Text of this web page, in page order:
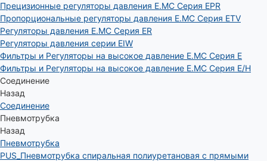
Прецизионные регуляторы давления E.MC Серия EPR
Пропорциональные регуляторы давления E.MC Серия ETV
Регуляторы давления E.MC Серия ER
Регуляторы давления серии EIW
Фильтры и Регуляторы на высокое давление E.MC Серия E
Фильтры и Регуляторы на высокое давление E.MC Серия E/H
Соединение
Назад
Соединение
Пневмотрубка
Назад
Пневмотрубка
PUS_Пневмотрубка спиральная полиуретановая с прямыми